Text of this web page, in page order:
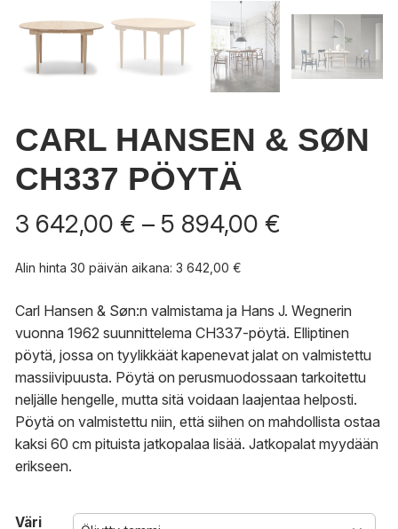
CARL HANSEN & SØN
CH337 PÖYTÄ
3 642,00 € – 5 894,00 €
5
894,00 €
Alin hinta 30 päivän aikana: 3 642,00 €
Carl Hansen & Søn:n valmistama ja Hans J. Wegnerin
vuonna 1962 suunnittelema CH337-pöytä. Elliptinen
pöytä, jossa on tyylikkäät kapenevat jalat on valmistettu
massiivipuusta. Pöytä on perusmuodossaan tarkoitettu
neljälle hengelle, mutta sitä voidaan laajentaa helposti.
Pöytä on valmistettu niin, että siihen on mahdollista ostaa
kaksi 60 cm pituista jatkopalaa lisää. Jatkopalat myydään
erikseen.
Väri